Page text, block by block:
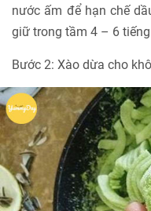
nước ấm để hạn chế
giữ trong tầm 4 – 6
Bước 2: Xào dừa cho